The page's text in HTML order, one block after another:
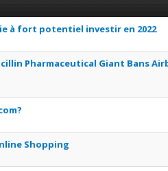
à fort potentiel investir en 2022
moyenne
23 4 5
Pharmaceutical Giant Bans
moyenne
345
moyenne
345
Shopping
moyenne
2345